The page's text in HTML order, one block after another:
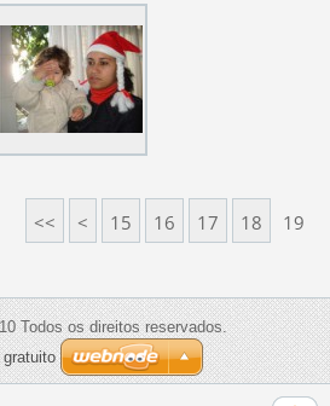
<< < 15 16 17 18 19
Todos os direitos reservados.